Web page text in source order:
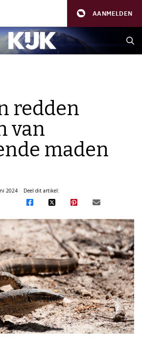
AANMELDEN
redden
van
maden
2024
Deel dit artikel: